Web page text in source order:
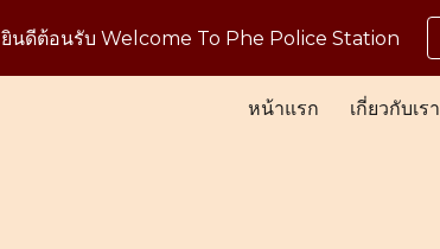
Skip to main content
ยินดีต้อนรับ Welcome To Phe Police Station
หน้าแรก เกี่ยวกับเรา